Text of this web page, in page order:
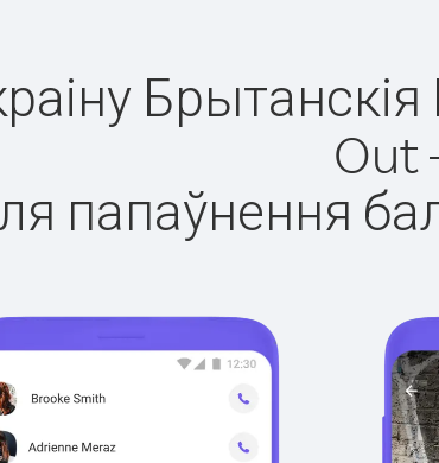
Out
папаўнення